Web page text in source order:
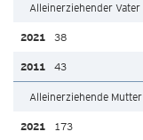
Alleinerziehender Vater
38
43
Alleinerziehende Mutter
173